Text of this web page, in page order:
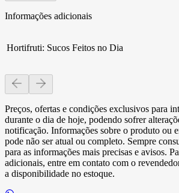
Informações adicionais
Hortifruti: Sucos Feitos no Dia
Preços, ofertas e condições exclusivos para
durante o dia de hoje, podendo sofrer
notificação. Informações sobre o produto ou
pode não ser atual ou completo. Sempre
para as informações mais precisas e avisos.
adicionais, entre em contato com o
a disponibilidade no estoque.